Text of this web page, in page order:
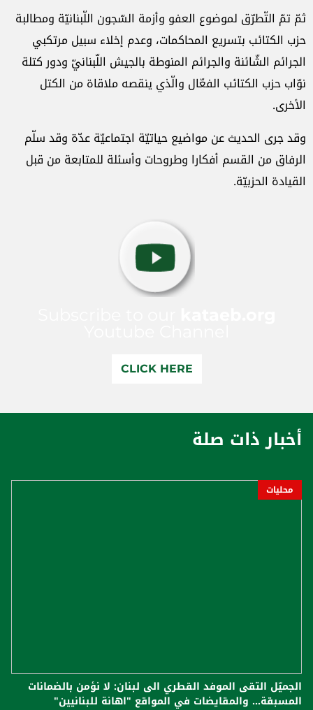
ثمّ تمّ التّطرّق لموضوع العفو وأزمة السّجون اللّبنانيّة ومطالبة
حزب الكتائب بتسريع المحاكمات، وعدم إخلاء سبيل مرتكبي
الجرائم الشّائنة والجرائم المنوطة بالجيش اللّبنانيّ ودور كتلة
نوّاب حزب الكتائب الفعّال والّذي ينقصه ملاقاة من الكتل
الأخرى.
وقد جرى الحديث عن مواضيع حياتيّة اجتماعيّة عدّة وقد سلّم
الرفاق من القسم أفكارا وطروحات وأسئلة للمتابعة من قبل
القيادة الحزبيّة.
CLICK HERE
أخبار ذات صلة
محليات
الجميّل التقى الموفد القطري الى لبنان: لا نؤمن بالضمانات
المسبقة... والمقايضات في المواقع "اهانة للبنانيين"